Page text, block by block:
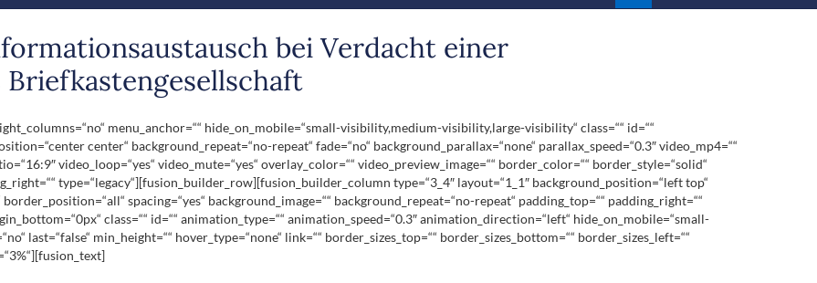
bei Verdacht einer
menu_anchor=““ hide_on_mobile=“small-visibility,medium-visibility,large-visibility“ class=““ id=““
center“ background_repeat=“no-repeat“ fade=“no“ background_parallax=“none“ parallax_speed=“0.3″ video_mp4=““
video_loop=“yes“ video_mute=“yes“ overlay_color=““ video_preview_image=““ border_color=““ border_style=“solid“
type=“legacy“][fusion_builder_row][fusion_builder_column type=“3_4″ layout=“1_1″ background_position=“left top“
spacing=“yes“ background_image=““ background_repeat=“no-repeat“ padding_top=““ padding_right=““
class=““ id=““ animation_type=““ animation_speed=“0.3″ animation_direction=“left“ hide_on_mobile=“small-
last=“false“ min_height=““ hover_type=“none“ link=““ border_sizes_top=““ border_sizes_bottom=““ border_sizes_left=““